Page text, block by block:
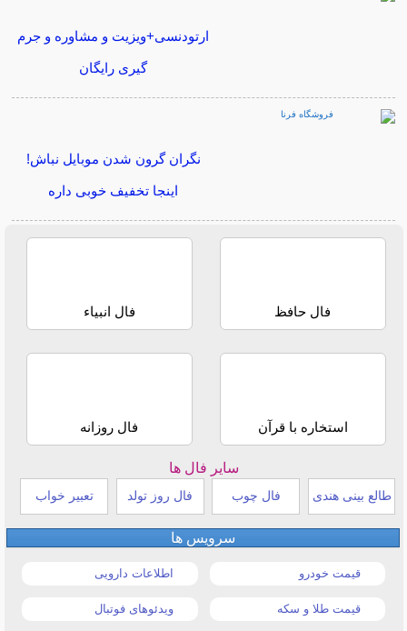
ارتودنسی+ویزیت و مشاوره و جرم
گیری رایگان
نگران گرون شدن موبایل نباش!
اینجا تخفیف خوبی داره
فال حافظ فال انبیاء
استخاره با قرآن فال روزانه
سایر فال ها
طالع بینی هندی فال چوب فال روز تولد تعبیر خواب
سرویس ها
قیمت خودرو اطلاعات دارویی
قیمت طلا و سکه ویدئوهای فوتبال